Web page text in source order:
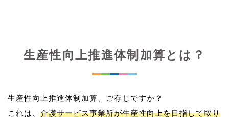
生産性向上推進体制加算とは？
生産性向上推進体制加算、ご存じですか？
これは、 介護サービス事業所が生産性向上を目指して取り